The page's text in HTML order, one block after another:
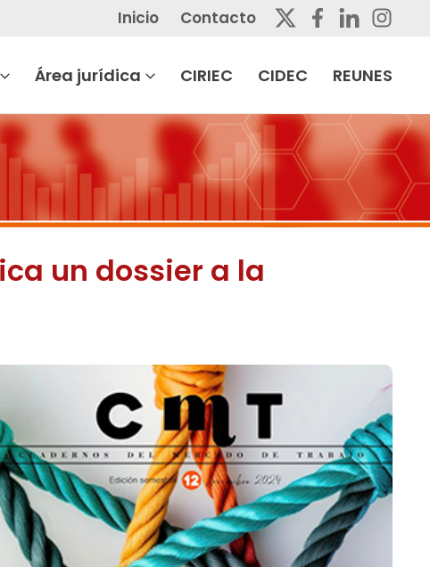
Inicio Contacto
Área jurídica CIRIEC CIDEC REUNES
un dossier a la